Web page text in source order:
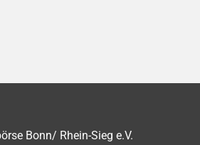
Bonn/ Rhein-Sieg e.V.